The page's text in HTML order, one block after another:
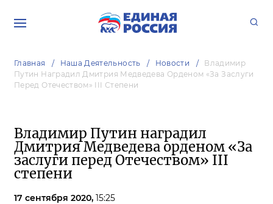
Главная Наша Деятельность Новости
Владимир
Путин Наградил Дмитрия Медведева Орденом «За Заслуги
Перед Отечеством» III Степени
Владимир Путин наградил
Дмитрия Медведева орденом «За
заслуги перед Отечеством» III
степени
17 сентября 2020, 15:25